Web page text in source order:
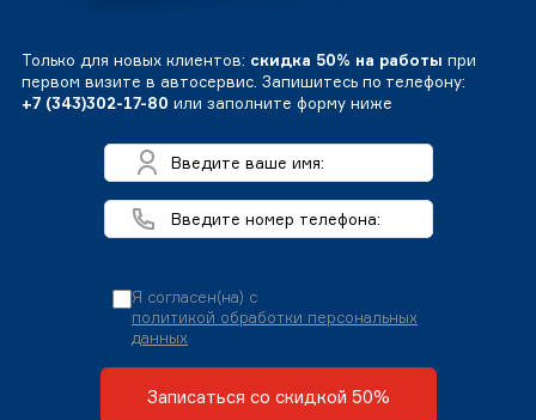
Только для новых клиентов: скидка 50% на работы при
первом визите в автосервис. Запишитесь по телефону:
+7 (343)302-17-80 или заполните форму ниже
Я согласен(на) с
политикой обработки персональных
данных
Записаться со скидкой 50%